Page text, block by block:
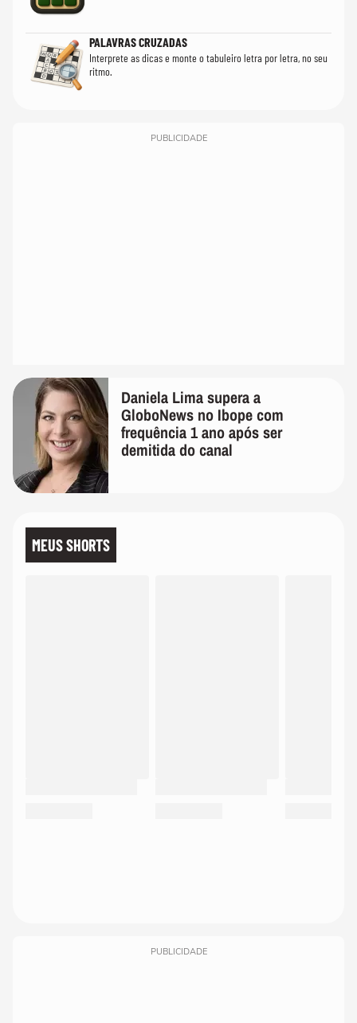
PALAVRAS CRUZADAS
Interprete as dicas e monte o tabuleiro letra por letra, no seu
ritmo.
PUBLICIDADE
Daniela Lima supera a
GloboNews no Ibope com
frequência 1 ano após ser
demitida do canal
MEUS SHORTS
PUBLICIDADE